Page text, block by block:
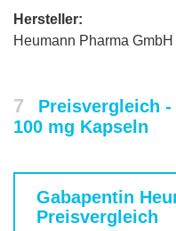
Hersteller:
Heumann Pharma
7
Preisvergleich -
100 mg Kapseln
Gabapentin
Preisvergleich